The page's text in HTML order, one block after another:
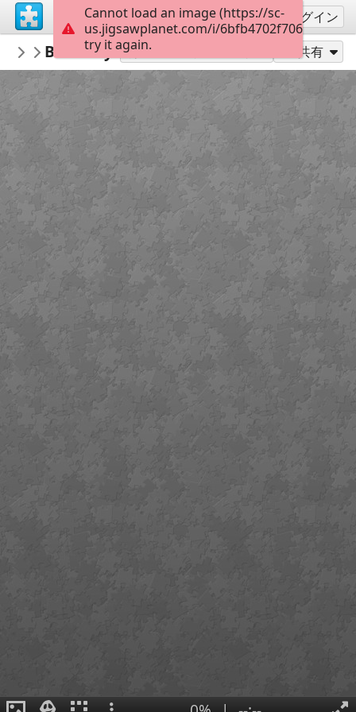
サインアップ ログイン
Errolx
Country Lane
Butterfly puzzle別のピース数でプレイ 共有
Cannot load an image (https://sc-
us.jigsawplanet.com/i/
try it again.